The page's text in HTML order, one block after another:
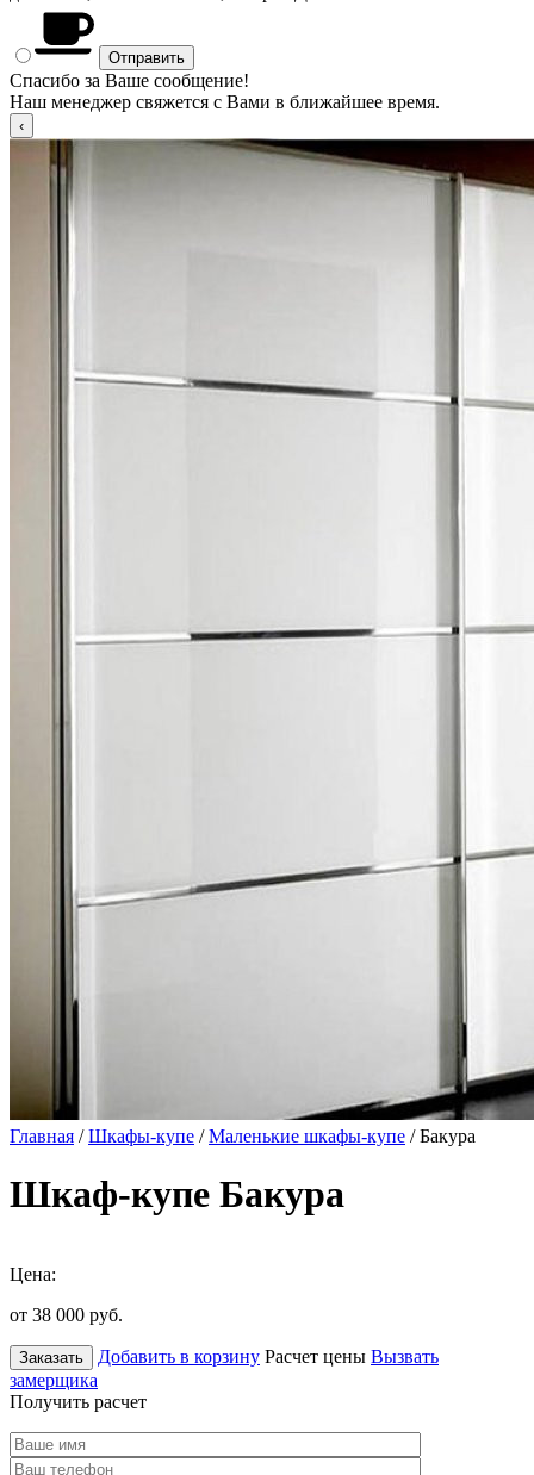
Спасибо за Ваше сообщение!
Наш менеджер свяжется с Вами в ближайшее время.
Главная /Шкафы-купе /Маленькие шкафы-купе / Бакура
Шкаф-купе Бакура
Цена:
от 38 000 руб.
Заказать Добавить в корзину Расчет цены Вызвать
замерщика
Получить расчет